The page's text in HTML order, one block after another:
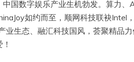
国数字娱乐产业生机勃发。算力
如约而至，顺网科技联袂Intel
业生态、融汇科技国风，荟聚精品